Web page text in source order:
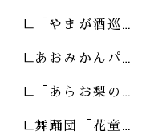
「やまが酒巡…
あおみかんパ…
「あらお梨の…
舞踊団「花童…